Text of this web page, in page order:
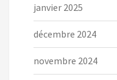
janvier 2025
décembre 2024
novembre 2024